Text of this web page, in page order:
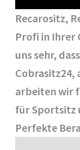
Recarositz,
Profi in Ihrer
uns sehr,
Cobrasitz24,
arbeiten wir
für Sportsitz
Perfekte